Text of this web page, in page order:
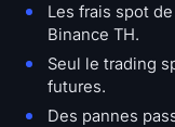
Les frais spot
Binance TH.
Seul le trading
futures.
Des pannes